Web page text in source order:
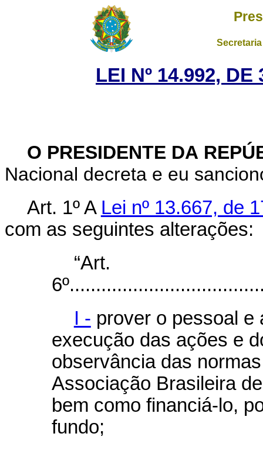
LEI Nº 14.992,
O PRESIDENTE DA
Nacional decreta e eu
Art. 1º A Lei nº 13.667, de
com as seguintes alterações:
“Art.
I - prover o pessoal e
execução das ações e
observância das
Associação Brasileira
bem como financiá-lo,
fundo;